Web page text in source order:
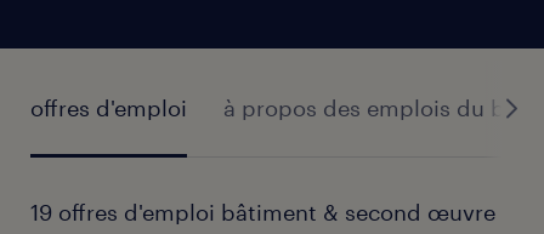
offres d'emploi à propos des emplois du
19 offres d'emploi bâtiment & second œuvre